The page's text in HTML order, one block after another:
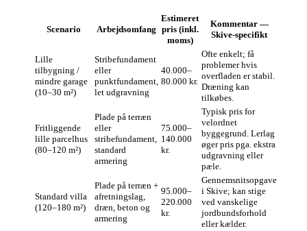
Scenario Arbejdsomfang
Estimeret
pris (inkl.
moms)
Kommentar —
Skive‑specifikt
Lille
tilbygning /
mindre garage
(10–30 m²)
Stribefundament
eller
punktfundament,
let udgravning
40.000–
80.000 kr.
Ofte enkelt; få
problemer hvis
overfladen er stabil.
Dræning kan
tilkøbes.
Fritliggende
lille parcelhus
(80–120 m²)
Plade på terræn
eller
stribefundament,
standard
armering
75.000–
140.000
kr.
Typisk pris for
velordnet
byggegrund. Lerlag
øger pris pga. ekstra
udgravning eller
pæle.
Standard villa
(120–180 m²)
Plade på terræn +
afretningslag,
dræn, beton og
armering
95.000–
220.000
kr.
Gennemsnitsopgave
i Skive; kan stige
ved vanskelige
jordbundsforhold
eller kælder.